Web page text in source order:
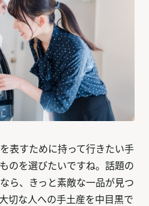
表すために持って行きたい手
のを選びたいですね。話題の
ら、きっと素敵な一品が見つ
切な人への手土産を中目黒で